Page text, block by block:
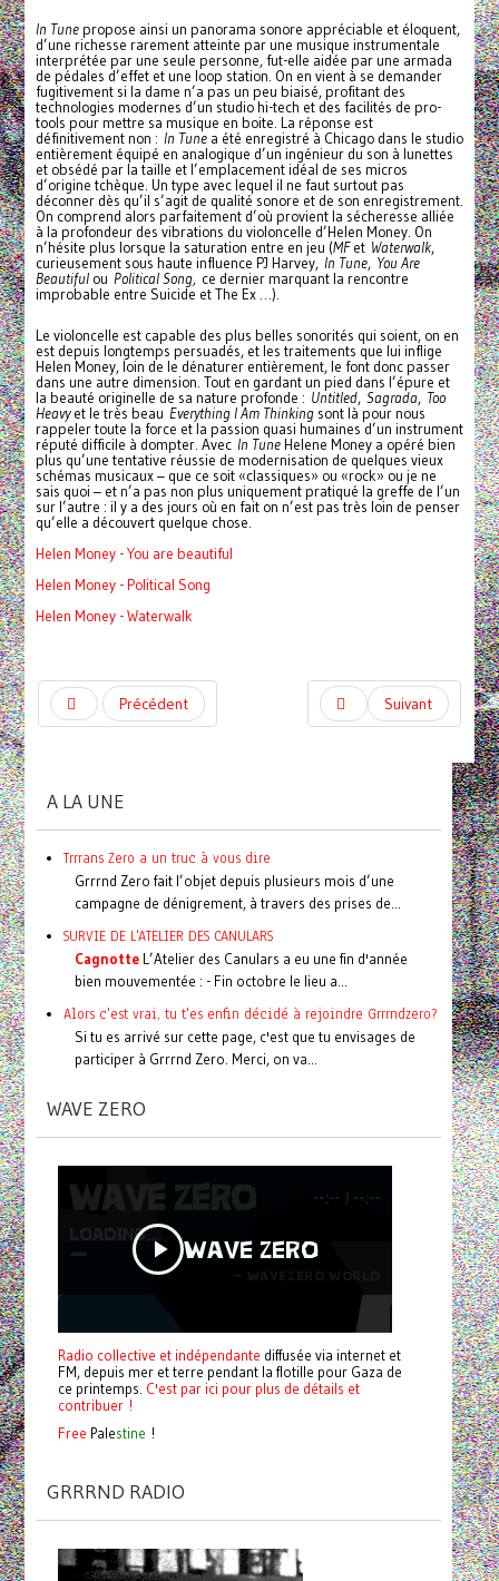
In Tunepropose ainsi un panorama sonore appréciable et éloquent,
d’une richesse rarement atteinte par une musique instrumentale
interprétée par une seule personne, fut-elle aidée par une armada
de pédales d’effet et une loop station. On en vient à se demander
fugitivement si la dame n’a pas un peu biaisé, profitant des
technologies modernes d’un studio hi-tech et des facilités de pro-
tools pour mettre sa musique en boite. La réponse est
définitivement non : In Tunea été enregistré à Chicago dans le studio
entièrement équipé en analogique d’un ingénieur du son à lunettes
et obsédé par la taille et l’emplacement idéal de ses micros
d’origine tchèque. Un type avec lequel il ne faut surtout pas
déconner dès qu’il s’agit de qualité sonore et de son enregistrement.
On comprend alors parfaitement d’où provient la sécheresse alliée
à la profondeur des vibrations du violoncelle d’Helen Money. On
n’hésite plus lorsque la saturation entre en jeu (MFet Waterwalk,
curieusement sous haute influence PJ Harvey, In Tune, You Are
Beautifulou Political Song, ce dernier marquant la rencontre
improbable entre Suicide et The Ex …).
Le violoncelle est capable des plus belles sonorités qui soient, on en
est depuis longtemps persuadés, et les traitements que lui inflige
Helen Money, loin de le dénaturer entièrement, le font donc passer
dans une autre dimension. Tout en gardant un pied dans l’épure et
la beauté originelle de sa nature profonde : Untitled, Sagrada, Too
Heavyet le très beau Everything I Am Thinkingsont là pour nous
rappeler toute la force et la passion quasi humaines d’un instrument
réputé difficile à dompter. Avec In TuneHelene Money a opéré bien
plus qu’une tentative réussie de modernisation de quelques vieux
schémas musicaux – que ce soit «classiques» ou «rock» ou je ne
sais quoi – et n’a pas non plus uniquement pratiqué la greffe de l’un
sur l’autre : il y a des jours où en fait on n’est pas très loin de penser
qu’elle a découvert quelque chose.
Helen Money - You are beautiful
Helen Money - Political Song
Helen Money - Waterwalk
Précédent Suivant
A LA UNE
Trrrans Zero a un truc à vous dire
Grrrnd Zero fait l’objet depuis plusieurs mois d’une
campagne de dénigrement, à travers des prises de...
SURVIE DE L'ATELIER DES CANULARS
CagnotteL’Atelier des Canulars a eu une fin d'année
bien mouvementée : - Fin octobre le lieu a...
Alors c'est vrai, tu t'es enfin décidé à rejoindre Grrrndzero?
Si tu es arrivé sur cette page, c'est que tu envisages de
participer à Grrrnd Zero. Merci, on va...
WAVE ZERO
Radio collective et indépendante diffusée via internet et
FM, depuis mer et terre pendant la flotille pour Gaza de
ce printemps. C'est par ici pour plus de détails et
contribuer !
Free Palestine !
GRRRND RADIO